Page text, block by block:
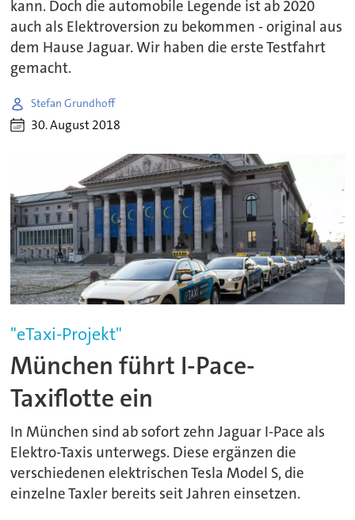
kann. Doch die automobile Legende ist ab 2020
auch als Elektroversion zu bekommen - original aus
dem Hause Jaguar. Wir haben die erste Testfahrt
gemacht.
Stefan Grundhoff
30. August 2018
"eTaxi-Projekt"
München führt I-Pace-
Taxiflotte ein
In München sind ab sofort zehn Jaguar I-Pace als
Elektro-Taxis unterwegs. Diese ergänzen die
verschiedenen elektrischen Tesla Model S, die
einzelne Taxler bereits seit Jahren einsetzen.